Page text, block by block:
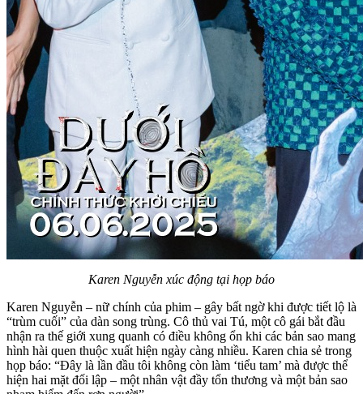
Karen Nguyễn xúc động tại họp báo
Karen Nguyễn – nữ chính của phim – gây bất ngờ khi được tiết lộ là
“trùm cuối” của dàn song trùng. Cô thủ vai Tú, một cô gái bắt đầu
nhận ra thế giới xung quanh có điều không ổn khi các bản sao mang
hình hài quen thuộc xuất hiện ngày càng nhiều. Karen chia sẻ trong
họp báo: “Đây là lần đầu tôi không còn làm ‘tiểu tam’ mà được thể
hiện hai mặt đối lập – một nhân vật đầy tổn thương và một bản sao